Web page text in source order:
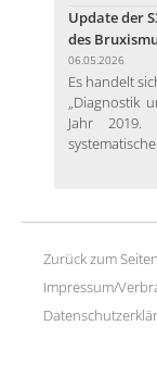
Update der
des
06.05.2026
Es handelt
„Diagnostik
Jahr 2019.
Zurück zum
Impressum/